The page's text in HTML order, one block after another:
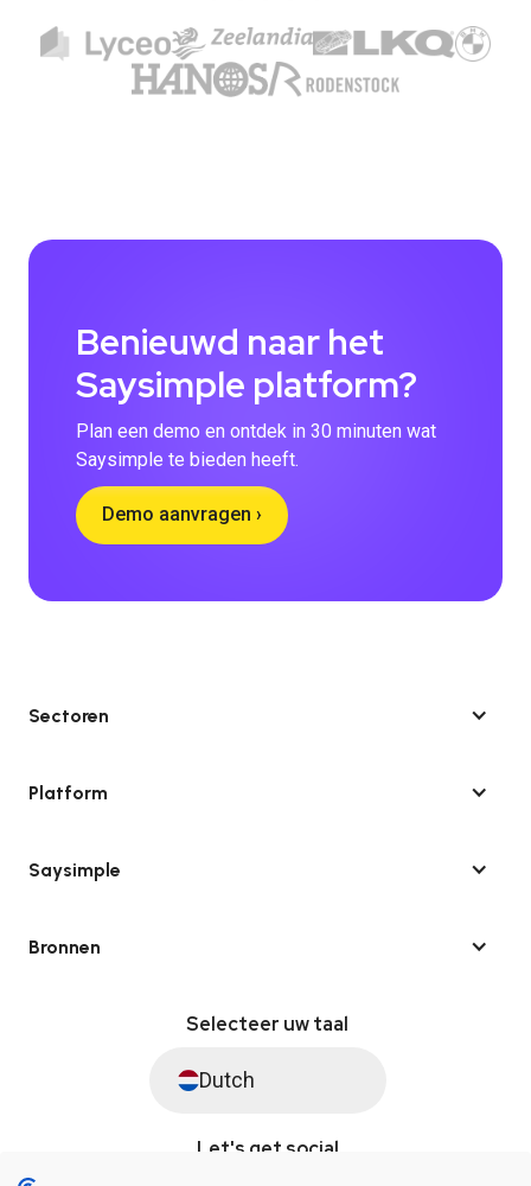
Benieuwd naar het
Saysimple platform?
Plan een demo en ontdek in 30 minuten wat
Saysimple te bieden heeft.
Demo aanvragen ›
Sectoren
Platform
Saysimple
Bronnen
Selecteer uw taal
Dutch
Let's get social